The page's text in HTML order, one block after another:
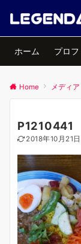
ホーム プロ
Home メディア
P1210441
2018年10月21日